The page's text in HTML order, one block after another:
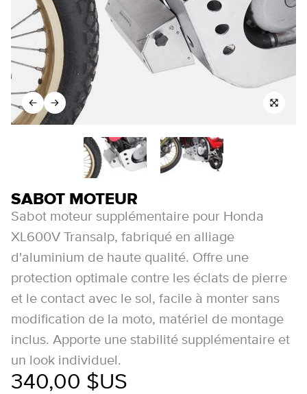
SABOT MOTEUR
Sabot moteur supplémentaire pour Honda
XL600V Transalp, fabriqué en alliage
d'aluminium de haute qualité. Offre une
protection optimale contre les éclats de pierre
et le contact avec le sol, facile à monter sans
modification de la moto, matériel de montage
inclus. Apporte une stabilité supplémentaire et
un look individuel.
340,00 $US